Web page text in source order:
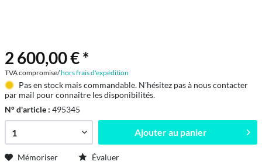
2 600,00 € *
TVA compromise/hors frais d'expédition
Pas en stock mais commandable. N'hésitez pas à nous contacter
par mail pour connaître les disponibilités.
N° d'article : 495345
Ajouter au panier
Mémoriser Évaluer